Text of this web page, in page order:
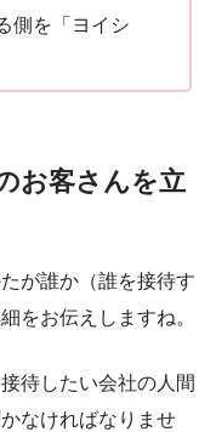
側を「ヨイシ
お客さんを立
が誰か（誰を接待す
をお伝えしますね。
待したい会社の人間
なければなりませ